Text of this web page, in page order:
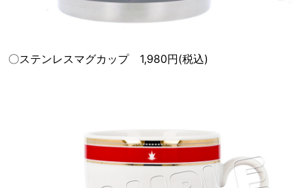
〇ステンレスマグカップ 1,980円(税込)